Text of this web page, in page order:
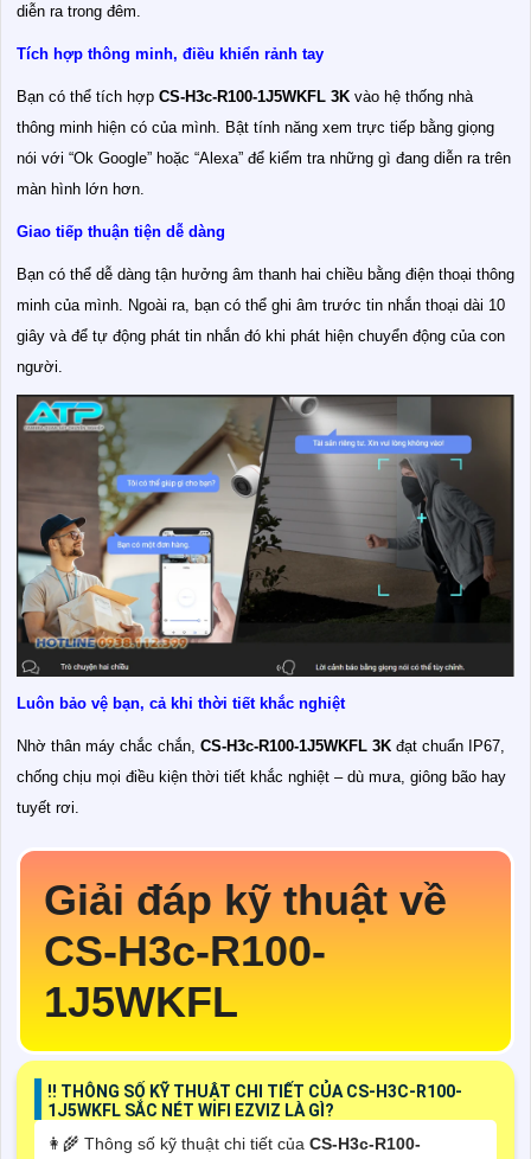
diễn ra trong đêm.
Tích hợp thông minh, điều khiển rảnh tay
Bạn có thể tích hợp CS-H3c-R100-1J5WKFL 3K vào hệ thống nhà
thông minh hiện có của mình. Bật tính năng xem trực tiếp bằng giọng
nói với “Ok Google” hoặc “Alexa” để kiểm tra những gì đang diễn ra trên
màn hình lớn hơn.
Giao tiếp thuận tiện dễ dàng
Bạn có thể dễ dàng tận hưởng âm thanh hai chiều bằng điện thoại thông
minh của mình. Ngoài ra, bạn có thể ghi âm trước tin nhắn thoại dài 10
giây và để tự động phát tin nhắn đó khi phát hiện chuyển động của con
người.
Luôn bảo vệ bạn, cả khi thời tiết khắc nghiệt
Nhờ thân máy chắc chắn, CS-H3c-R100-1J5WKFL 3K đạt chuẩn IP67,
chống chịu mọi điều kiện thời tiết khắc nghiệt – dù mưa, giông bão hay
tuyết rơi.
Giải đáp kỹ thuật về
CS-H3c-R100-
1J5WKFL
‼️ THÔNG SỐ KỸ THUẬT CHI TIẾT CỦA CS-H3C-R100-
1J5WKFL SẮC NÉT WIFI EZVIZ LÀ GÌ?
👩‍🌾 Thông số kỹ thuật chi tiết của CS-H3c-R100-